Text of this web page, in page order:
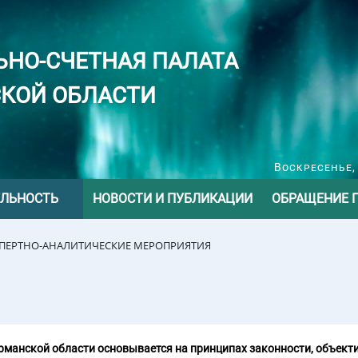
СЧЕТНАЯ ПАЛАТА
ОБЛАСТИ
НОВОСТИ И ПУБЛИКАЦИИ ОБРАЩЕНИЕ
АНАЛИТИЧЕСКИЕ МЕРОПРИЯТИЯ
области основывается на принципах законности,